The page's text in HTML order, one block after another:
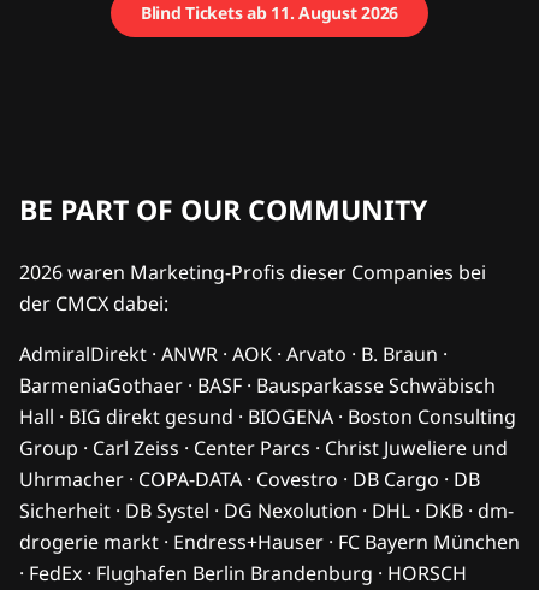
Blind Tickets ab 11. August 2026
BE PART OF OUR COMMUNITY
2026 waren Marketing-Profis dieser Companies bei
der CMCX dabei:
AdmiralDirekt · ANWR · AOK · Arvato · B. Braun ·
BarmeniaGothaer · BASF · Bausparkasse Schwäbisch
Hall · BIG direkt gesund · BIOGENA · Boston Consulting
Group · Carl Zeiss · Center Parcs · Christ Juweliere und
Uhrmacher · COPA-DATA · Covestro · DB Cargo · DB
Sicherheit · DB Systel · DG Nexolution · DHL · DKB · dm-
drogerie markt · Endress+Hauser · FC Bayern München
· FedEx · Flughafen Berlin Brandenburg · HORSCH